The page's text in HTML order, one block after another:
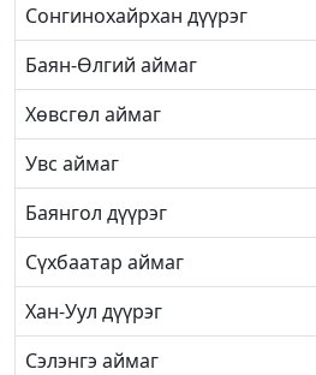
Сонгинохайрхан дүүрэг
Баян-Өлгий аймаг
Хөвсгөл аймаг
Увс аймаг
Баянгол дүүрэг
Сүхбаатар аймаг
Хан-Уул дүүрэг
Сэлэнгэ аймаг